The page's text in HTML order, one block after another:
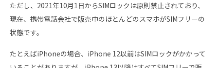
ただし、2021年10月1日からSIMロックは原則禁止されており、
現在、携帯電話会社で販売中のほとんどのスマホがSIMフリーの
状態です。
たとえばiPhoneの場合、iPhone 12以前はSIMロックがかかって